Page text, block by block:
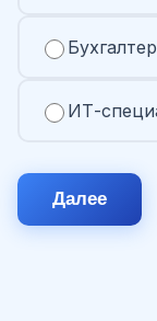
ИТ-
Далее